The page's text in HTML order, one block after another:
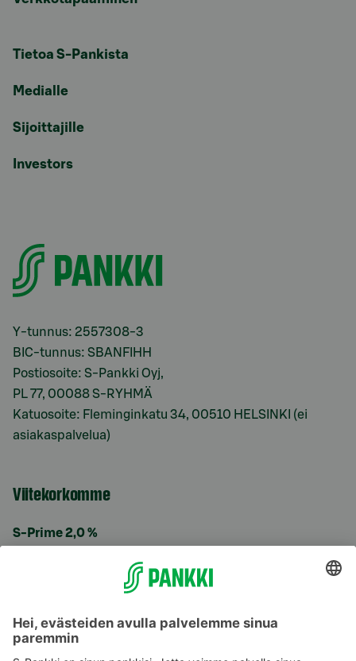
Tietoa S-Pankista
Medialle
Sijoittajille
Investors
Y-tunnus: 2557308-3
BIC-tunnus: SBANFIHH
Postiosoite: S-Pankki Oyj,
PL 77, 00088 S-RYHMÄ
Katuosoite: Fleminginkatu 34, 00510 HELSINKI (ei
asiakaspalvelua)
Viitekorkomme
S-Prime 2,0 %